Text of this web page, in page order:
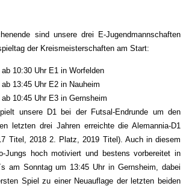
sind unsere drei E-Jugendmannschaften
der Kreismeisterschaften am Start:
10:30 Uhr E1 in Worfelden
13:45 Uhr E2 in Nauheim
10:45 Uhr E3 in Gernsheim
unsere D1 bei der Futsal-Endrunde um den
letzten drei Jahren erreichte die Alemannia-D1
Titel, 2018 2. Platz, 2019 Titel). Auch in diesem
Jungs hoch motiviert und bestens vorbereitet in
am Sonntag um 13:45 Uhr in Gernsheim, dabei
Spiel zu einer Neuauflage der letzten beiden